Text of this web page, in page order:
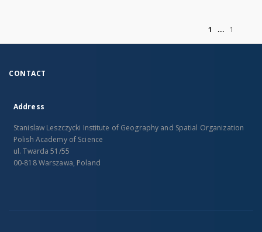
1
1
CONTACT
Address
Stanislaw Leszczycki Institute of Geography and Spatial Organization
Polish Academy of Science
ul. Twarda 51/55
00-818 Warszawa, Poland